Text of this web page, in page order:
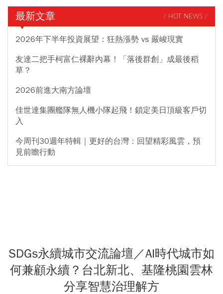
最新文章 / HOT NEWS /
2026年下半年投資展望：狂熱漲勢 vs 嚴峻現實
友達二把手柯富仁裸辭內幕！「落後群創」成最後稻
草？
2026前進大南方論壇
佳世達集團艦隊無人機小隊起飛！鎖定美日頂級客戶切
入
今周刊30週年特輯｜更好的台灣：回望精彩風雲，預
見前瞻行動
SDGs永續城市交流論壇／AI時代城市如
何兼顧永續？台北新北、基隆桃園雲林
分享智慧治理解方